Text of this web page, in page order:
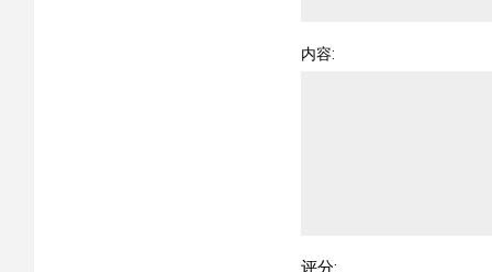
内容:
评分: